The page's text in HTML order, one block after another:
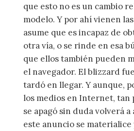
que esto no es un cambio
modelo. Y por ahí vienen las
asume que es incapaz de
otra vía, o se rinde en esa
que ellos también pueden
el navegador. El blizzard
tardó en llegar. Y aunque,
los medios en Internet, tan
se apagó sin duda volverá
este anuncio se materialice